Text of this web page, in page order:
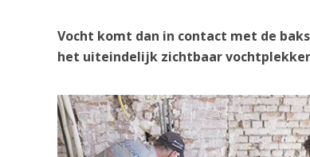
Vocht komt dan in contact met de
het uiteindelijk zichtbaar